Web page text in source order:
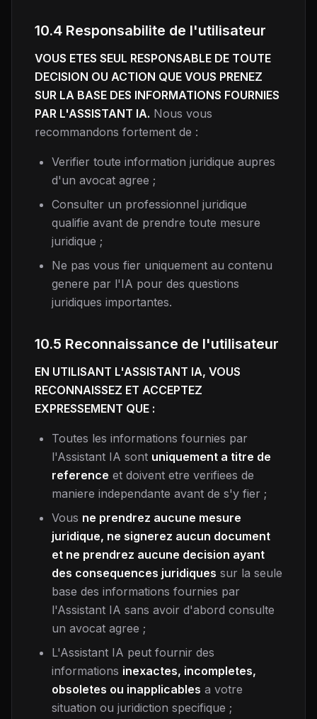
10.4 Responsabilite de l'utilisateur
VOUS ETES SEUL RESPONSABLE DE TOUTE
DECISION OU ACTION QUE VOUS PRENEZ
SUR LA BASE DES INFORMATIONS FOURNIES
PAR L'ASSISTANT IA. Nous vous
recommandons fortement de :
Verifier toute information juridique aupres
d'un avocat agree ;
Consulter un professionnel juridique
qualifie avant de prendre toute mesure
juridique ;
Ne pas vous fier uniquement au contenu
genere par l'IA pour des questions
juridiques importantes.
10.5 Reconnaissance de l'utilisateur
EN UTILISANT L'ASSISTANT IA, VOUS
RECONNAISSEZ ET ACCEPTEZ
EXPRESSEMENT QUE :
Toutes les informations fournies par
l'Assistant IA sont uniquement a titre de
reference et doivent etre verifiees de
maniere independante avant de s'y fier ;
Vous ne prendrez aucune mesure
juridique, ne signerez aucun document
et ne prendrez aucune decision ayant
des consequences juridiques sur la seule
base des informations fournies par
l'Assistant IA sans avoir d'abord consulte
un avocat agree ;
L'Assistant IA peut fournir des
informations inexactes, incompletes,
obsoletes ou inapplicables a votre
situation ou juridiction specifique ;